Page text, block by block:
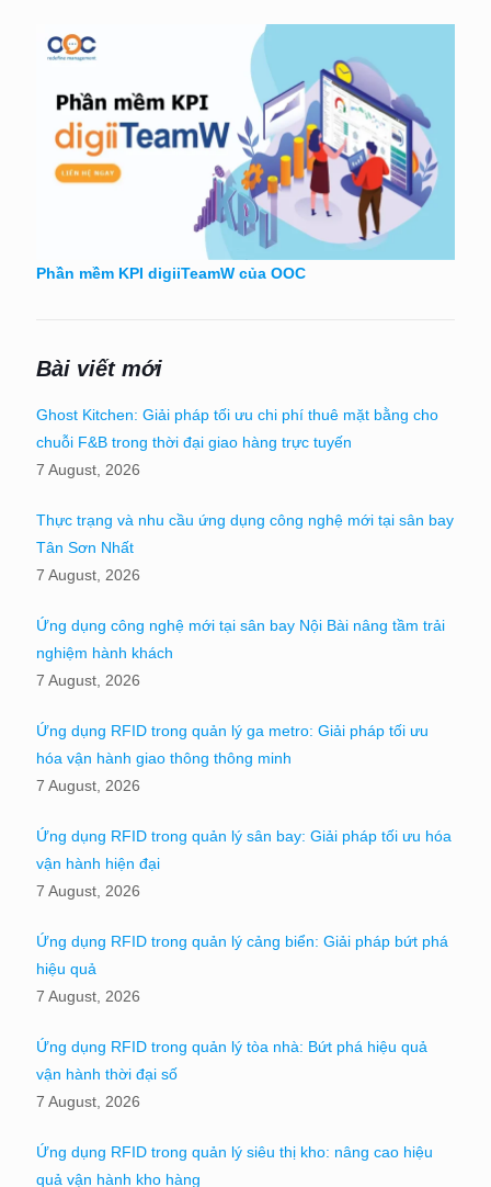
Phần mềm KPI digiiTeamW của OOC
Bài viết mới
Ghost Kitchen: Giải pháp tối ưu chi phí thuê mặt bằng cho
chuỗi F&B trong thời đại giao hàng trực tuyến
7 August, 2026
Thực trạng và nhu cầu ứng dụng công nghệ mới tại sân bay
Tân Sơn Nhất
7 August, 2026
Ứng dụng công nghệ mới tại sân bay Nội Bài nâng tầm trải
nghiệm hành khách
7 August, 2026
Ứng dụng RFID trong quản lý ga metro: Giải pháp tối ưu
hóa vận hành giao thông thông minh
7 August, 2026
Ứng dụng RFID trong quản lý sân bay: Giải pháp tối ưu hóa
vận hành hiện đại
7 August, 2026
Ứng dụng RFID trong quản lý cảng biển: Giải pháp bứt phá
hiệu quả
7 August, 2026
Ứng dụng RFID trong quản lý tòa nhà: Bứt phá hiệu quả
vận hành thời đại số
7 August, 2026
Ứng dụng RFID trong quản lý siêu thị kho: nâng cao hiệu
quả vận hành kho hàng